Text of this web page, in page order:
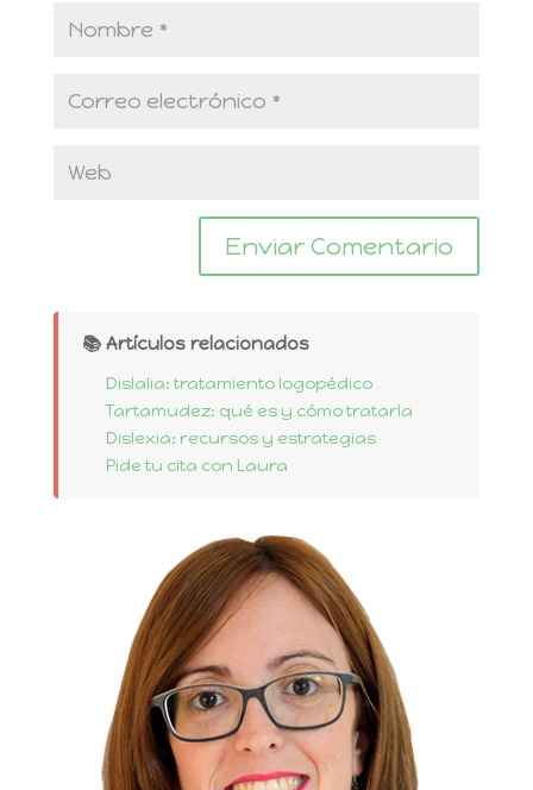
📚 Artículos relacionados
Dislalia: tratamiento logopédico
Tartamudez: qué es y cómo tratarla
Dislexia: recursos y estrategias
Pide tu cita con Laura